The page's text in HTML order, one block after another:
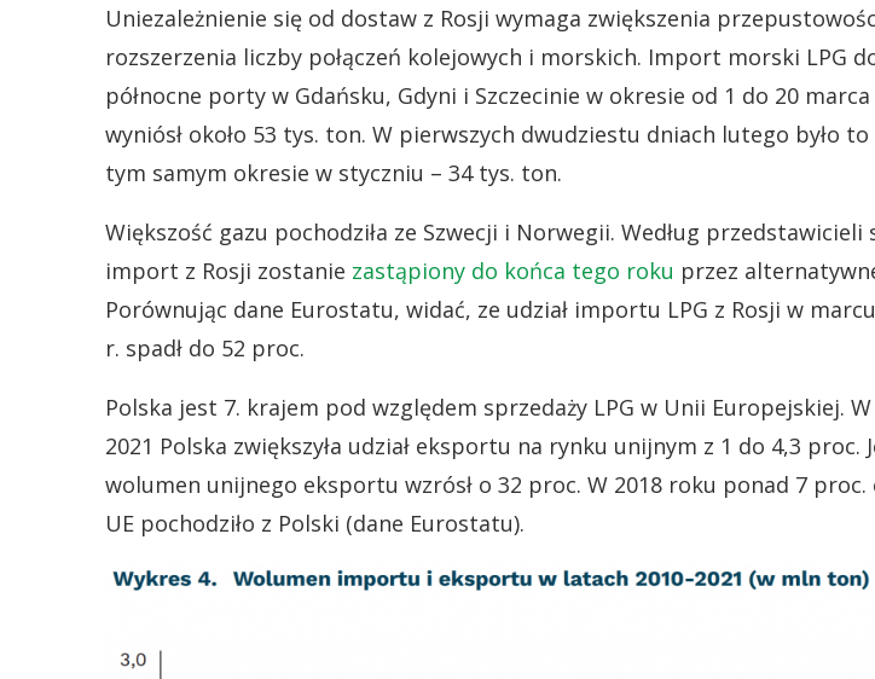
Uniezależnienie się od dostaw z Rosji wymaga zwiększenia
rozszerzenia liczby połączeń kolejowych i morskich. Import morski LPG
północne porty w Gdańsku, Gdyni i Szczecinie w okresie od 1 do 20
wyniósł około 53 tys. ton. W pierwszych dwudziestu dniach lutego było
tym samym okresie w styczniu – 34 tys. ton.
Większość gazu pochodziła ze Szwecji i Norwegii. Według przedstawicieli
import z Rosji zostanie zastąpiony do końca tego roku przez
Porównując dane Eurostatu, widać, ze udział importu LPG z Rosji w
r. spadł do 52 proc.
Polska jest 7. krajem pod względem sprzedaży LPG w Unii Europejskiej.
2021 Polska zwiększyła udział eksportu na rynku unijnym z 1 do 4,3 proc.
wolumen unijnego eksportu wzrósł o 32 proc. W 2018 roku ponad 7 proc.
UE pochodziło z Polski (dane Eurostatu).